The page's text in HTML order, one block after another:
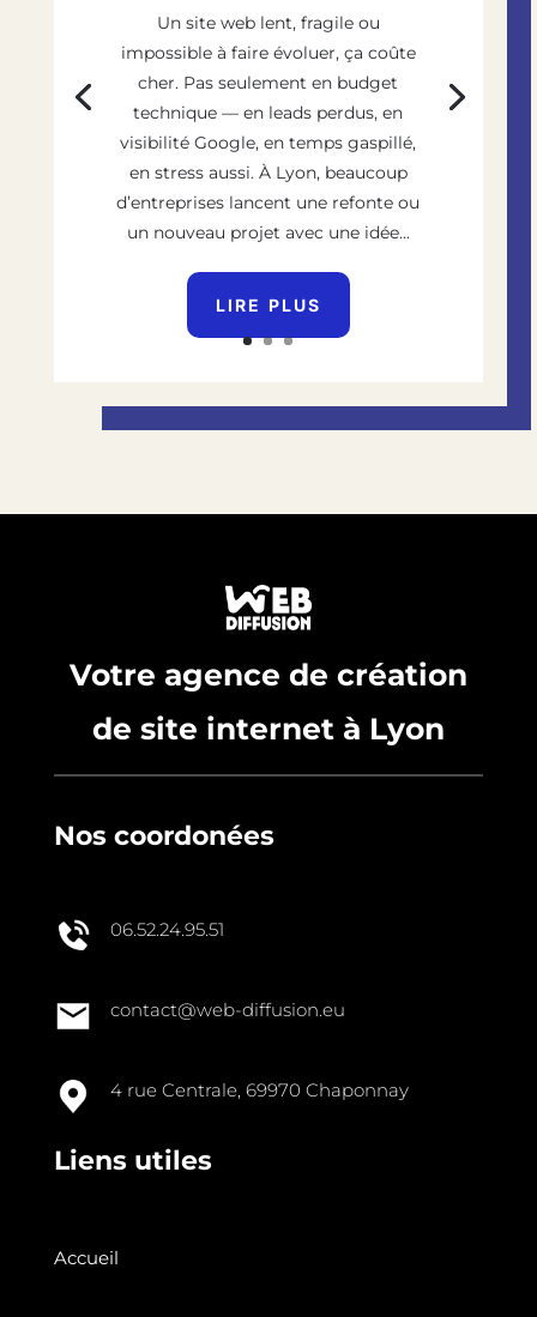
Un site web lent, fragile ou
impossible à faire évoluer, ça coûte
cher. Pas seulement en budget
technique — en leads perdus, en
visibilité Google, en temps gaspillé,
en stress aussi. À Lyon, beaucoup
d’entreprises lancent une refonte ou
un nouveau projet avec une idée...
LIRE PLUS
Votre agence de création
de site internet à Lyon
Nos coordonées
06.52.24.95.51
contact@web-diffusion.eu
4 rue Centrale, 69970 Chaponnay
Liens utiles
Accueil